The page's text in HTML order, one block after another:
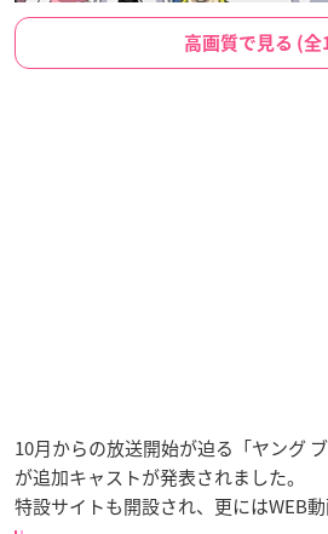
高画質で見る (全
10月からの放送開始が迫る「ヤング
が追加キャストが発表されました。
特設サイトも開設され、更にはWEB